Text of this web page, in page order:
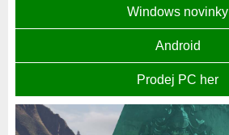
Windows novinky
Android
Prodej PC her